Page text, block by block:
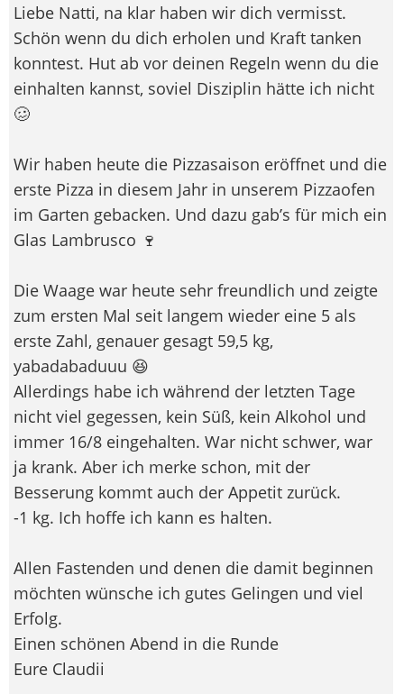
Liebe Natti, na klar haben wir dich vermisst.
Schön wenn du dich erholen und Kraft tanken
konntest. Hut ab vor deinen Regeln wenn du die
einhalten kannst, soviel Disziplin hätte ich nicht
🥴
Wir haben heute die Pizzasaison eröffnet und die
erste Pizza in diesem Jahr in unserem Pizzaofen
im Garten gebacken. Und dazu gab’s für mich ein
Glas Lambrusco 🍷
Die Waage war heute sehr freundlich und zeigte
zum ersten Mal seit langem wieder eine 5 als
erste Zahl, genauer gesagt 59,5 kg,
yabadabaduuu 😆
Allerdings habe ich während der letzten Tage
nicht viel gegessen, kein Süß, kein Alkohol und
immer 16/8 eingehalten. War nicht schwer, war
ja krank. Aber ich merke schon, mit der
Besserung kommt auch der Appetit zurück.
-1 kg. Ich hoffe ich kann es halten.
Allen Fastenden und denen die damit beginnen
möchten wünsche ich gutes Gelingen und viel
Erfolg.
Einen schönen Abend in die Runde
Eure Claudii